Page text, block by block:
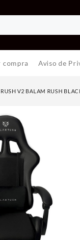
compra Aviso de
V2 BALAM RUSH